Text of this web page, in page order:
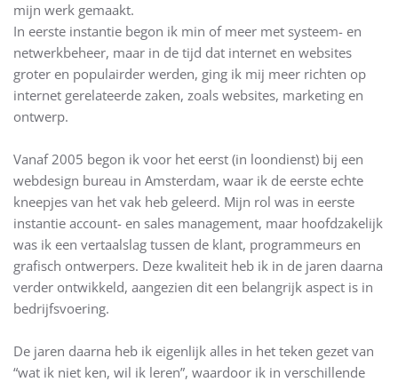
mijn werk gemaakt.
In eerste instantie begon ik min of meer met systeem- en
netwerkbeheer, maar in de tijd dat internet en websites
groter en populairder werden, ging ik mij meer richten op
internet gerelateerde zaken, zoals websites, marketing en
ontwerp.
Vanaf 2005 begon ik voor het eerst (in loondienst) bij een
webdesign bureau in Amsterdam, waar ik de eerste echte
kneepjes van het vak heb geleerd. Mijn rol was in eerste
instantie account- en sales management, maar hoofdzakelijk
was ik een vertaalslag tussen de klant, programmeurs en
grafisch ontwerpers. Deze kwaliteit heb ik in de jaren daarna
verder ontwikkeld, aangezien dit een belangrijk aspect is in
bedrijfsvoering.
De jaren daarna heb ik eigenlijk alles in het teken gezet van
“wat ik niet ken, wil ik leren”, waardoor ik in verschillende